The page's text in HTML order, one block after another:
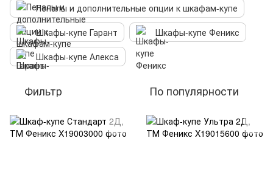
Пеналы и дополнительные опции к шкафам-купе
Шкафы-купе Гарант
Шкафы-купе Феникс
Шкафы-купе Алекса
Фильтр По популярности